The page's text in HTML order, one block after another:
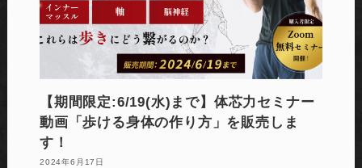
【期間限定:6/19(水)まで】体芯力セミナー
動画「歩ける身体の作り方」を販売しま
す！
2024年6月17日